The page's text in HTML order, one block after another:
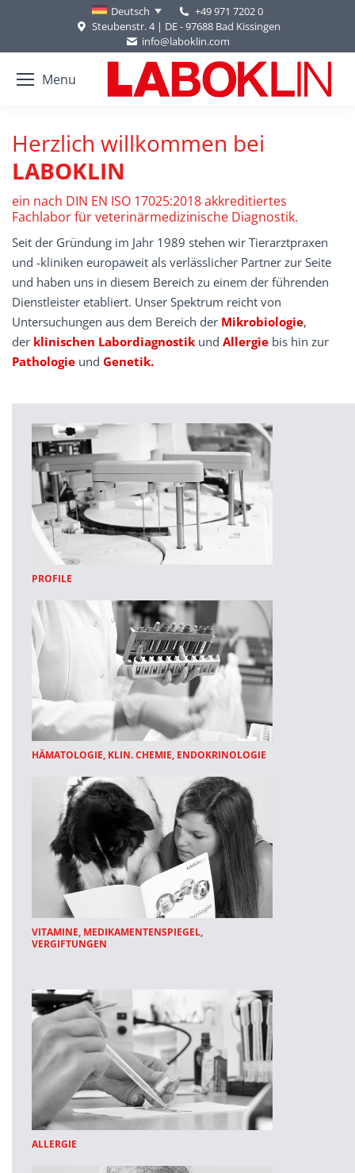
Deutsch
+49 971 7202 0
Steubenstr. 4 | DE - 97688 Bad Kissingen
info@laboklin.com
Menu
Herzlich willkommen bei
LABOKLIN
ein nach DIN EN ISO 17025:2018 akkreditiertes
Fachlabor für veterinärmedizinische Diagnostik.
Seit der Gründung im Jahr 1989 stehen wir Tierarztpraxen
und -kliniken europaweit als verlässlicher Partner zur Seite
und haben uns in diesem Bereich zu einem der führenden
Dienstleister etabliert. Unser Spektrum reicht von
Untersuchungen aus dem Bereich der Mikrobiologie,
der klinischen Labordiagnostik und Allergie bis hin zur
Pathologie und Genetik.
PROFILE
HÄMATOLOGIE, KLIN. CHEMIE, ENDOKRINOLOGIE
VITAMINE, MEDIKAMENTENSPIEGEL,
VERGIFTUNGEN
ALLERGIE